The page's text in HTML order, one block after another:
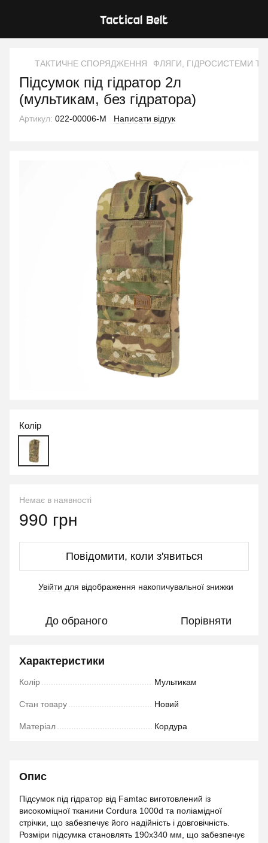
ТАКТИЧНЕ СПОРЯДЖЕННЯ ФЛЯГИ, ГІДРОСИСТЕМИ
Підсумок під гідратор 2л
(мультикам, без гідратора)
Артикул: 022-00006-M Написати відгук
Колір
Немає в наявності
990 грн
Повідомити, коли з'явиться
Увійти для відображення накопичувальної знижки
До обраного Порівняти
Характеристики
Колір Мультикам
Стан товару Новий
Матеріал Кордура
Опис
Підсумок під гідратор від Famtac виготовлений із
високоміцної тканини Cordura 1000d та поліамідної
стрічки, що забезпечує його надійність і довговічність.
Розміри підсумка становлять 190х340 мм, що забезпечує